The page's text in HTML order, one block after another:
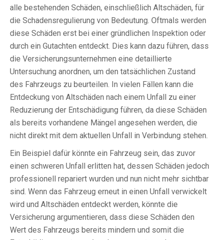
alle bestehenden Schäden, einschließlich Altschäden, für
die Schadensregulierung von Bedeutung. Oftmals werden
diese Schäden erst bei einer gründlichen Inspektion oder
durch ein Gutachten entdeckt. Dies kann dazu führen, dass
die Versicherungsunternehmen eine detaillierte
Untersuchung anordnen, um den tatsächlichen Zustand
des Fahrzeugs zu beurteilen. In vielen Fällen kann die
Entdeckung von Altschäden nach einem Unfall zu einer
Reduzierung der Entschädigung führen, da diese Schäden
als bereits vorhandene Mängel angesehen werden, die
nicht direkt mit dem aktuellen Unfall in Verbindung stehen.
Ein Beispiel dafür könnte ein Fahrzeug sein, das zuvor
einen schweren Unfall erlitten hat, dessen Schäden jedoch
professionell repariert wurden und nun nicht mehr sichtbar
sind. Wenn das Fahrzeug erneut in einen Unfall verwickelt
wird und Altschäden entdeckt werden, könnte die
Versicherung argumentieren, dass diese Schäden den
Wert des Fahrzeugs bereits mindern und somit die